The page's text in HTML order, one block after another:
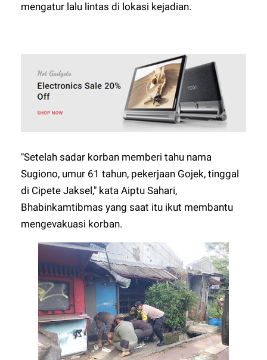
mengatur lalu lintas di lokasi kejadian.
"Setelah sadar korban memberi tahu nama
Sugiono, umur 61 tahun, pekerjaan Gojek, tinggal
di Cipete Jaksel," kata Aiptu Sahari,
Bhabinkamtibmas yang saat itu ikut membantu
mengevakuasi korban.